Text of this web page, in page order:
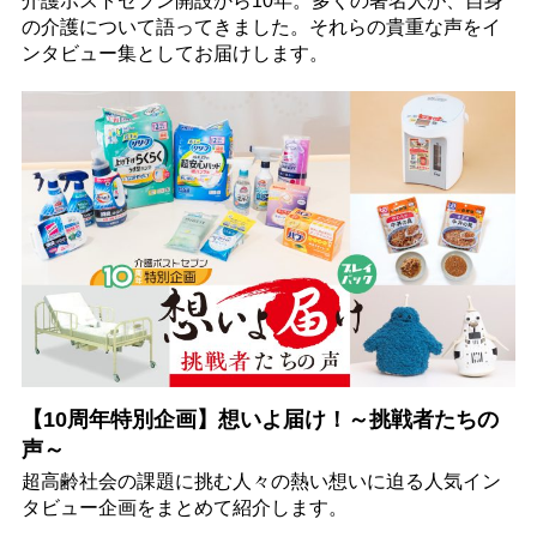
の介護について語ってきました。それらの貴重な声をイ
ンタビュー集としてお届けします。
【10周年特別企画】想いよ届け！～挑戦者たちの
声～
超高齢社会の課題に挑む人々の熱い想いに迫る人気イン
タビュー企画をまとめて紹介します。